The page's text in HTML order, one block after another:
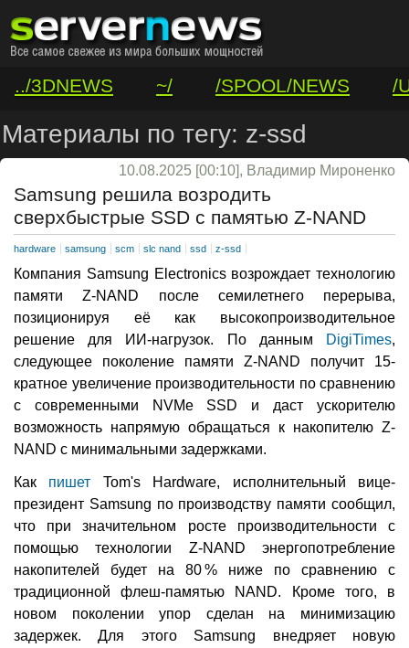
../3DNEWS ~/ /SPOOL/NEWS
/
/VAR/CONTACT
Материалы по тегу: z-ssd
10.08.2025 [00:10], Владимир Мироненко
Samsung решила возродить
сверхбыстрые SSD с памятью Z-NAND
hardware samsung scm slc nand ssd z-ssd
Компания Samsung Electronics возрождает технологию
памяти Z-NAND после семилетнего перерыва,
позиционируя её как высокопроизводительное
решение для ИИ-нагрузок. По данным
DigiTimes,
следующее поколение памяти Z-NAND получит 15-
кратное увеличение производительности по сравнению
с современными NVMe SSD и даст ускорителю
возможность напрямую обращаться к накопителю Z-
NAND с минимальными задержками.
Как пишет Tom's Hardware, исполнительный вице-
президент Samsung по производству памяти сообщил,
что при значительном росте производительности с
помощью технологии Z-NAND энергопотребление
накопителей будет на 80 % ниже по сравнению с
традиционной флеш-памятью NAND. Кроме того, в
новом поколении упор сделан на минимизацию
задержек. Для этого Samsung внедряет новую